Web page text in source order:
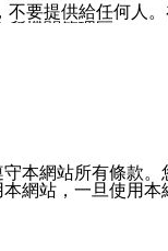
要提供給任何人
機關管理區。
即使未加入本公
的訊息為限，以
通知型訊息。
本網站所有條款
網站，一旦使用